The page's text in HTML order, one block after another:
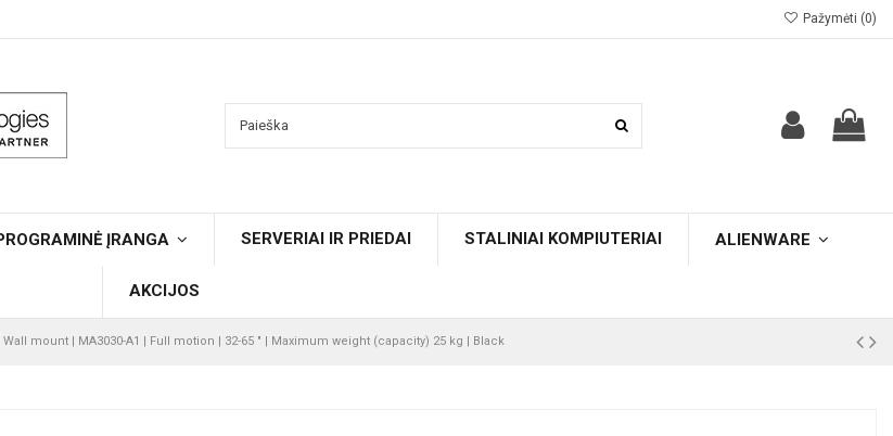
Pažymėti (0)
ĮRANGA SERVERIAI IR PRIEDAI STALINIAI KOMPIUTERIAI ALIENWARE
AKCIJOS
mount | MA3030-A1 | Full motion | 32-65 " | Maximum weight (capacity) 25 kg | Black